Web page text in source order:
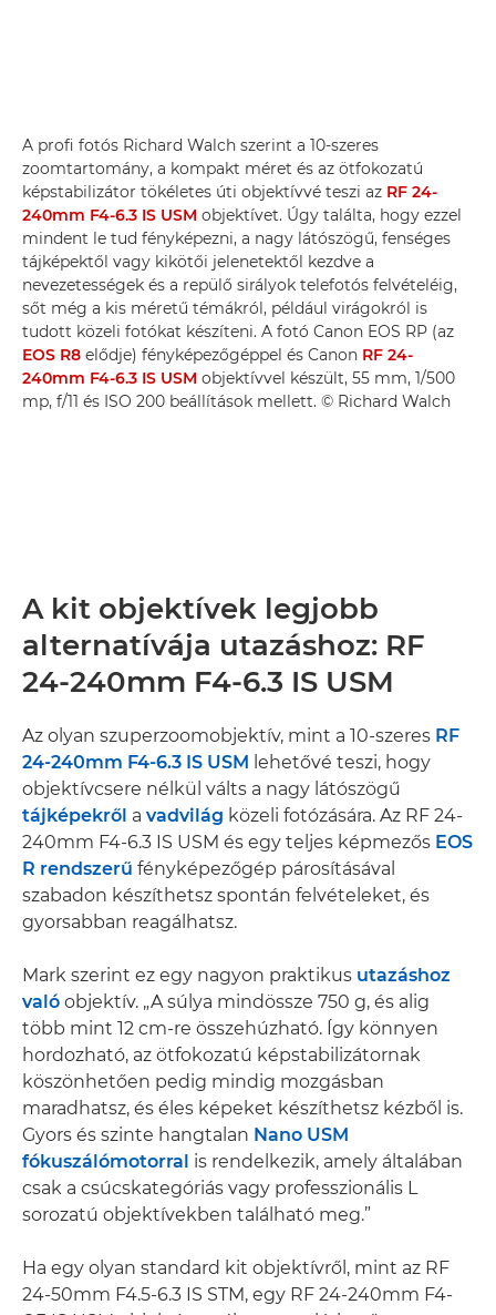
A profi fotós Richard Walch szerint a 10-szeres
zoomtartomány, a kompakt méret és az ötfokozatú
képstabilizátor tökéletes úti objektívvé teszi az RF 24-
240mm F4-6.3 IS USM objektívet. Úgy találta, hogy ezzel
mindent le tud fényképezni, a nagy látószögű, fenséges
tájképektől vagy kikötői jelenetektől kezdve a
nevezetességek és a repülő sirályok telefotós felvételéig,
sőt még a kis méretű témákról, például virágokról is
tudott közeli fotókat készíteni. A fotó Canon EOS RP (az
EOS R8 elődje) fényképezőgéppel és Canon RF 24-
240mm F4-6.3 IS USM objektívvel készült, 55 mm, 1/500
mp, f/11 és ISO 200 beállítások mellett. © Richard Walch
A kit objektívek legjobb
alternatívája utazáshoz: RF
24-240mm F4-6.3 IS USM
Az olyan szuperzoomobjektív, mint a 10-szeres RF
24-240mm F4-6.3 IS USM lehetővé teszi, hogy
objektívcsere nélkül válts a nagy látószögű
tájképekről a vadvilág közeli fotózására. Az RF 24-
240mm F4-6.3 IS USM és egy teljes képmezős EOS
R rendszerű fényképezőgép párosításával
szabadon készíthetsz spontán felvételeket, és
gyorsabban reagálhatsz.
Mark szerint ez egy nagyon praktikus utazáshoz
való objektív. „A súlya mindössze 750 g, és alig
több mint 12 cm-re összehúzható. Így könnyen
hordozható, az ötfokozatú képstabilizátornak
köszönhetően pedig mindig mozgásban
maradhatsz, és éles képeket készíthetsz kézből is.
Gyors és szinte hangtalan Nano USM
fókuszálómotorral is rendelkezik, amely általában
csak a csúcskategóriás vagy professzionális L
sorozatú objektívekben található meg.”
Ha egy olyan standard kit objektívről, mint az RF
24-50mm F4.5-6.3 IS STM, egy RF 24-240mm F4-